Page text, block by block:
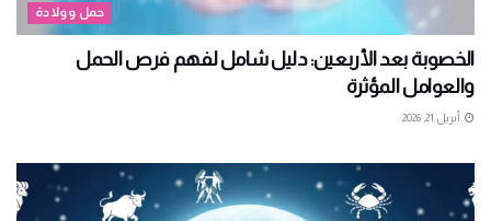
حمل وولادة
الخصوبة بعد الأربعين: دليل شامل لفهم فرص الحمل
والعوامل المؤثرة
أبريل 21, 2026